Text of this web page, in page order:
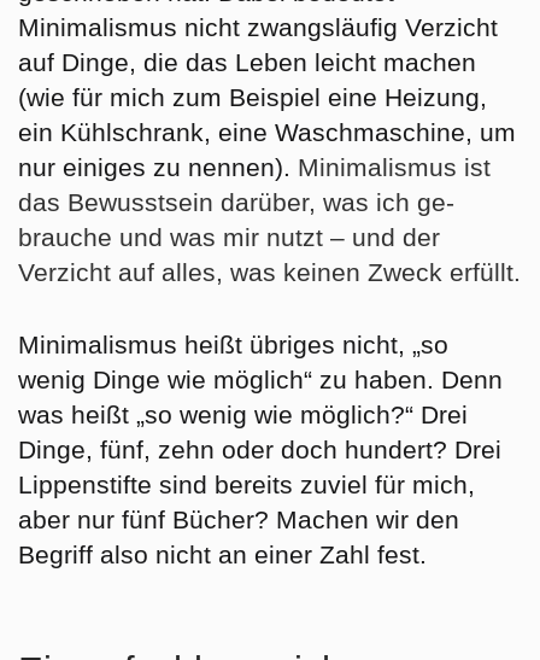
Minimalismus nicht zwangsläufig Verzicht
auf Dinge, die das Leben leicht machen
(wie für mich zum Beispiel eine Heizung,
ein Kühlschrank, eine Waschmaschine, um
nur einiges zu nennen). Minimalismus ist
das Bewusstsein darüber, was ich ge-
brauche und was mir nutzt – und der
Verzicht auf alles, was keinen Zweck erfüllt.
Minimalismus heißt übriges nicht, „so
wenig Dinge wie möglich“ zu haben. Denn
was heißt „so wenig wie möglich?“ Drei
Dinge, fünf, zehn oder doch hundert? Drei
Lippenstifte sind bereits zuviel für mich,
aber nur fünf Bücher? Machen wir den
Begriff also nicht an einer Zahl fest.